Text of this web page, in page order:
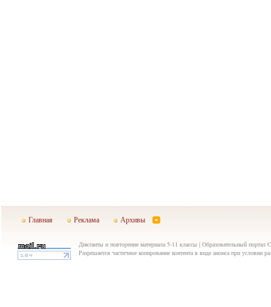
Главная Реклама Архивы
Диктанты и повторение материала 5-11 классы | Образовательный портал
Разрешается частичное копирование контента в виде анонса при условии